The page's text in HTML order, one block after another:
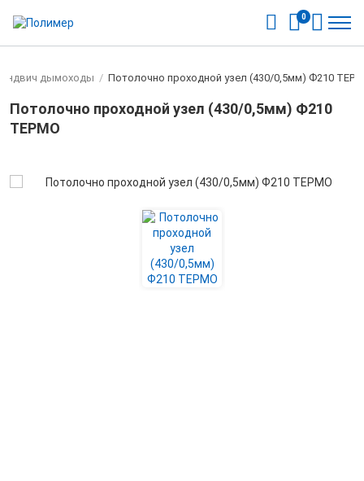
0
дымоходы / Потолочно проходной узел (430/0,5мм) Ф210
Потолочно проходной узел (430/0,5мм) Ф210
ТЕРМО